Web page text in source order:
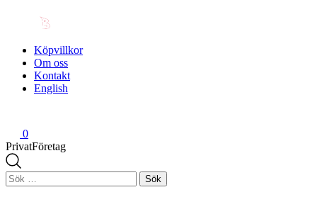
Köpvillkor
Om oss
Kontakt
English
0
PrivatFöretag
Sök
efter: